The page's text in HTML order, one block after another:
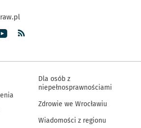
Dla osób z
niepełnosprawnościami
Zdrowie we Wrocławiu
Wiadomości z regionu